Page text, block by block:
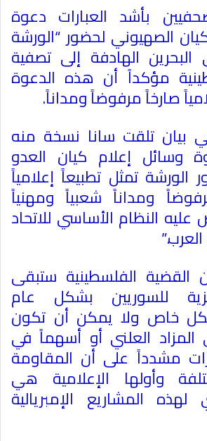
بأشد العبارات دعوة
الصهيوني لحضور “الورشة
البحرين الهادفة إلى تصفية
مؤكداً أن هذه الدعوة
صارخاً مرفوضاً ومداناً.
بيان تلقت سانا نسخة منه
وسائل إعلام كيان العدو
الورشة تمثل تطبيعاً إعلامياً
ومداناً شعبياً ومهنياً
النظام الأساسي للاتحاد
”.
القضية الفلسطينية ستبقى
للسوريين بشكل عام
خاص ولا يمكن أن تكون
العلني أو أسهماً في
مشدداً على أن المقاومة
وأولها الإعلامية هي
المشاريع الإمبريالية